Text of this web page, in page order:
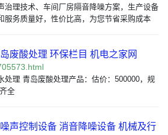
治理技术、车间厂房隔音降噪方案，生产设备
服务质量好，性价比高，为您节省采购成本
废酸处理 环保栏目 机电之家网
处理 青岛废酸处理产品：估价：500000，规
全
声控制设备 消音降噪设备 机械及行